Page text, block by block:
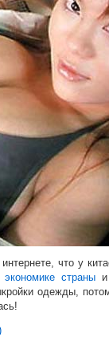
что у
экономике страныи
одежды,